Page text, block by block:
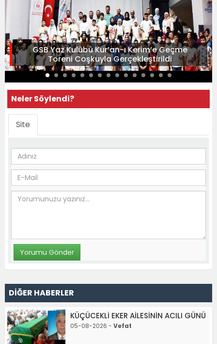
GSB Yaz Kulübü Kur’an-ı Kerim’e Geçme
Töreni Coşkuyla Gerçekleştirildi
Neler Söylendi?
Site
DİĞER HABERLER
KÜÇÜCEKLİ EKER AİLESİNİN ACILI GÜNÜ
05-08-2026 - Vefat